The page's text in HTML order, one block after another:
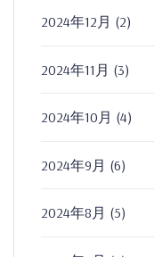
2024年12月 (2)
2024年11月 (3)
2024年10月 (4)
2024年9月 (6)
2024年8月 (5)